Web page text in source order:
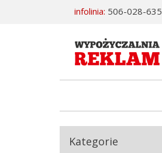
infolinia: 506-028-635
Kategorie